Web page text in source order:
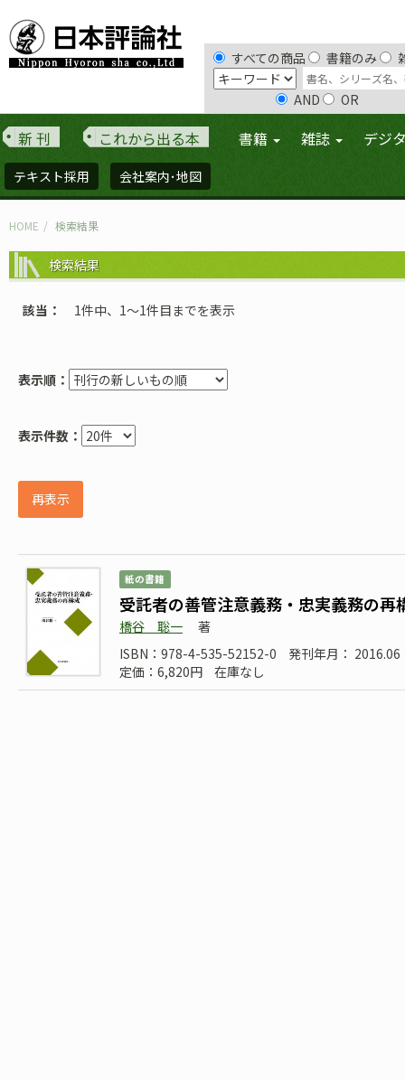
すべての商品 書籍のみ
AND OR
新 刊 これから出る本 書籍 雑誌 デジ
テキスト採用 会社案内･地図
HOME 検索結果
検索結果
該当 1件中、1〜1件目までを表示
表示順：
表示件数：
再表示
紙の書籍
受託者の善管注意義務・忠実義務の再
橋谷 聡一
著
ISBN：978-4-535-52152-0
発刊年月： 2016.06
定価：6,820円
在庫なし